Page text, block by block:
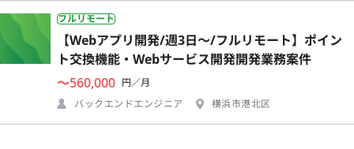
フルリモート
【Webアプリ開発/週3日〜/フルリモート】ポイン
ト交換機能・Webサービス開発開発業務案件
〜560,000 円／月
バックエンドエンジニア
横浜市港北区